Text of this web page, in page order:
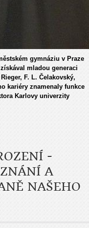
gymnáziu v Praze
mladou generaci
F. L. Čelakovský,
kariéry znamenaly funkce
Karlovy univerzity
-
A
NAŠEHO